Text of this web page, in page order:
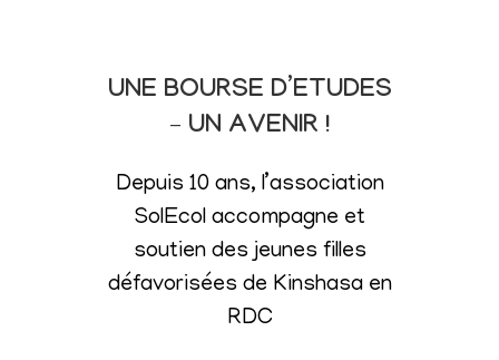
UNE BOURSE D’ETUDES
– UN AVENIR !
Depuis 10 ans, l’association
SolEcol accompagne et
soutien des jeunes filles
défavorisées de Kinshasa en
RDC